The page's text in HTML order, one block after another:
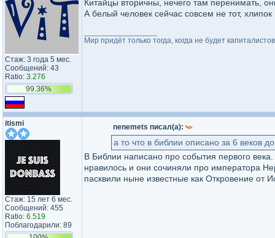
Стаж: 3 года 5 мес.
Сообщений: 43
Ratio: 3.276
99.36%
Китайцы вторичны, нечего там перенимать,
А белый человек сейчас совсем не тот,
Мир придёт только тогда, когда не будет капиталистов
itismi
Стаж: 15 лет 6 мес.
Сообщений: 455
Ratio: 6.519
Поблагодарили: 89
nenemets писал(а):
а то что в библии описано за 6 веков
В Библии написано про события первого
нравилось и они сочиняли про императора
пасквили ныне известные как Откровение от